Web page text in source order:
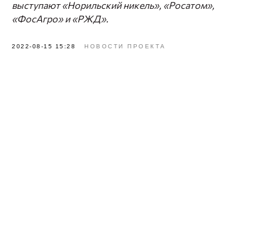
выступают «Норильский никель», «Росатом»,
«ФосАгро» и «РЖД».
2022-08-15 15:28 НОВОСТИ ПРОЕКТА